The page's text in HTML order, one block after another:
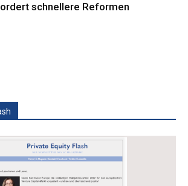
schnellere Reformen